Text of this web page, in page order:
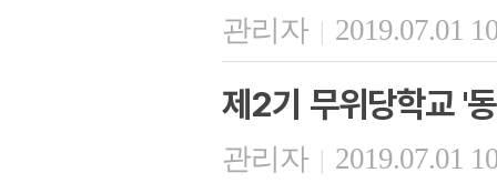
관리자 | 2019.07.01
제2기 무위당학교 '
관리자 | 2019.07.01